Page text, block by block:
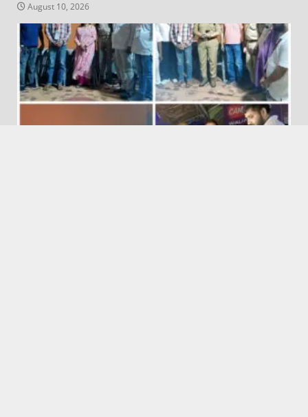
August 10, 2026